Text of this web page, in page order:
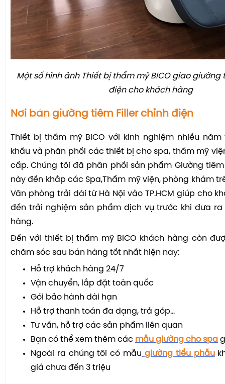
Một số hình ảnh Thiết bị thẩm mỹ BICO giao giường
điện cho khách hàng
Nơi bán giường tiêm Filler chỉnh điện
Thiết bị thẩm mỹ BICO với kinh nghiệm nhiều
khẩu và phân phối các thiết bị cho spa, thẩm mỹ
cấp. Chúng tôi đã phân phối sản phẩm Giường
này đến khắp các Spa,Thẩm mỹ viện, phòng khám
Văn phòng trải dài từ Hà Nội vào TP.HCM giúp cho
đến trải nghiệm sản phẩm dịch vụ trước khi đưa
hàng.
Đến với thiết bị thẩm mỹ BICO khách hàng còn
chăm sóc sau bán hàng tốt nhất hiện nay:
Hỗ trợ khách hàng 24/7
Vận chuyển, lắp đặt toàn quốc
Gói bảo hành dài hạn
Hỗ trợ thanh toán đa dạng, trả góp...
Tư vấn, hỗ trợ các sản phẩm liên quan
Bạn có thể xem thêm các mẫu giường cho spa
Ngoài ra chúng tôi có mẫu giường tiểu phẫu
giá chưa đến 3 triệu